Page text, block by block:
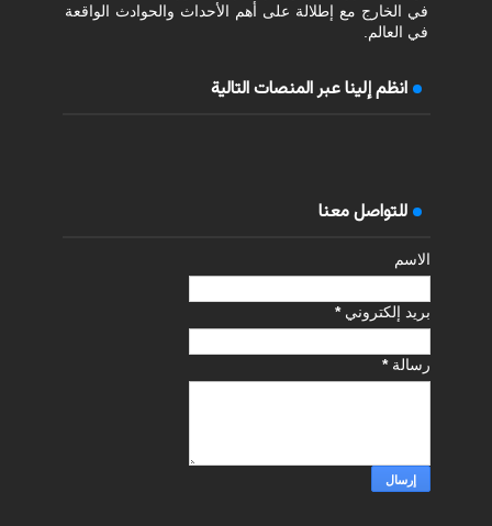
في الخارج مع إطلالة على أهم الأحداث والحوادث الواقعة
في العالم.
انظم إلينا عبر المنصات التالية
للتواصل معنا
الاسم
بريد إلكتروني*
رسالة*